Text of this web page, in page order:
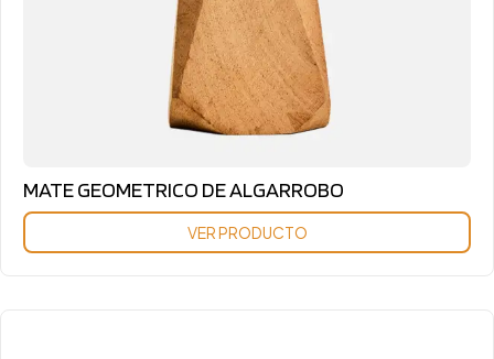
MATE GEOMETRICO DE ALGARROBO
VER PRODUCTO